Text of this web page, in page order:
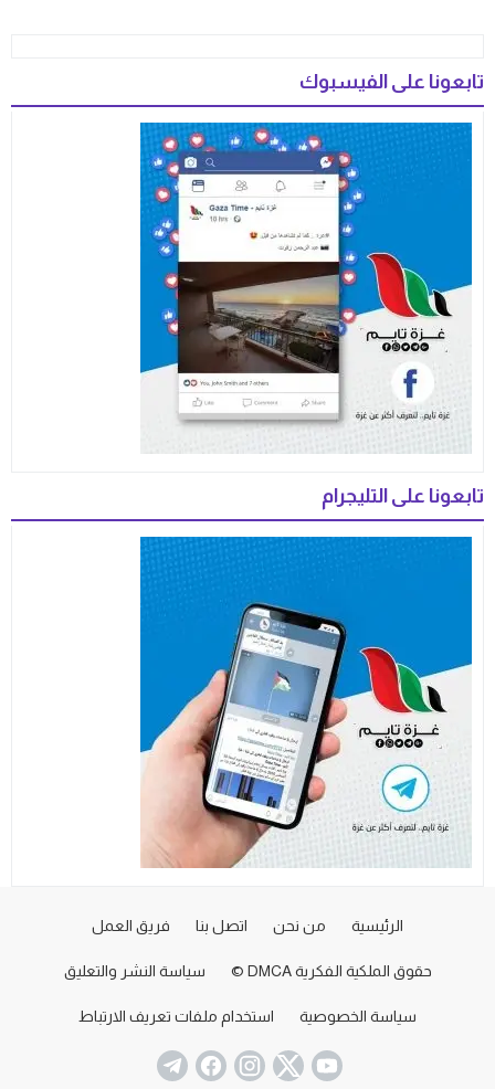
تابعونا على الفيسبوك
تابعونا على التليجرام
الرئيسية من نحن اتصل بنا فريق العمل
حقوق الملكية الفكرية DMCA © سياسة النشر والتعليق
سياسة الخصوصية استخدام ملفات تعريف الارتباط